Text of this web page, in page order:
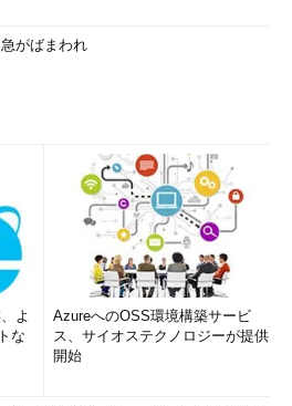
がばまわれ
よ
な
AzureへのOSS環境構築サービ
ス、サイオステクノロジーが提供
開始